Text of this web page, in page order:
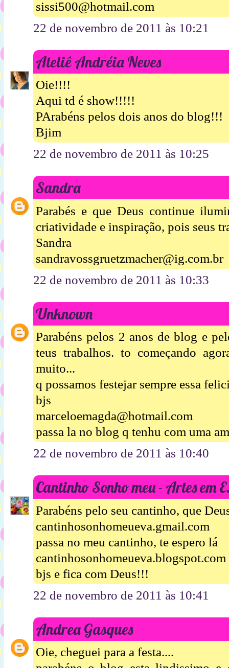
sissi500@hotmail.com
22 de novembro de 2011 às 10:21
Ateliê Andréia Neves
Oie!!!!
Aqui td é show!!!!!
PArabéns pelos dois anos do blog!!!
Bjim
22 de novembro de 2011 às 10:25
Sandra
Parabés e que Deus continue
criatividade e inspiração, pois seus
Sandra
sandravossgruetzmacher@ig.com.br
22 de novembro de 2011 às 10:33
Unknown
Parabéns pelos 2 anos de blog e
teus trabalhos. to começando
muito...
q possamos festejar sempre essa
bjs
marceloemagda@hotmail.com
passa la no blog q tenhu com uma
22 de novembro de 2011 às 10:40
Cantinho Sonho meu - Artes em
Parabéns pelo seu cantinho, que
cantinhosonhomeueva.gmail.com
passa no meu cantinho, te espero lá
cantinhosonhomeueva.blogspot.com
bjs e fica com Deus!!!
22 de novembro de 2011 às 10:41
Andrea Gasques
Oie, cheguei para a festa....